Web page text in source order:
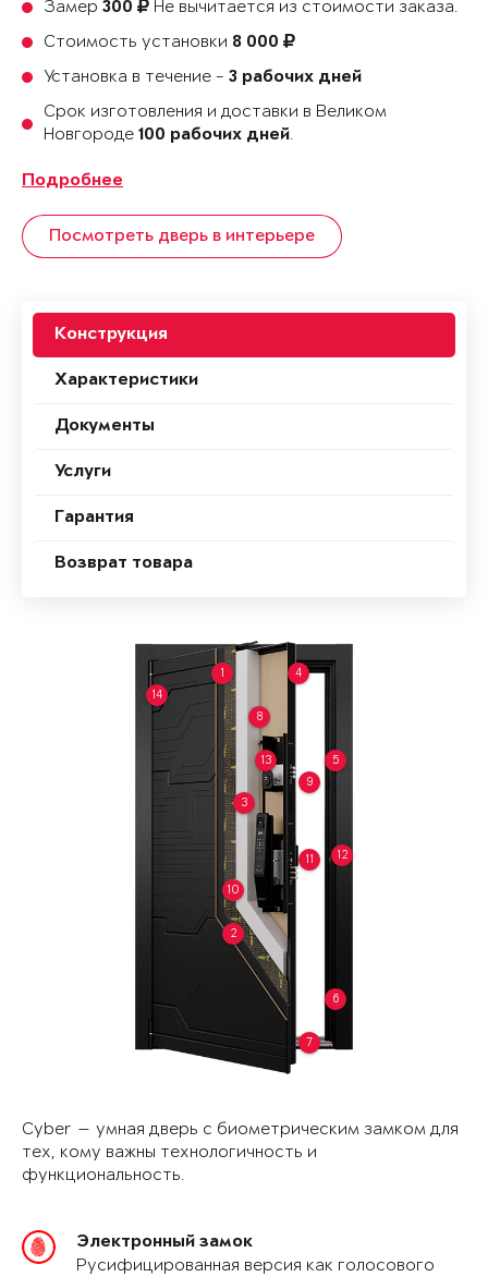
Замер 300
Не вычитается из стоимости заказа.
Стоимость установки 8 000
Установка в течение - 3 рабочих дней
Срок изготовления и доставки в Великом
Новгороде 100 рабочих дней.
Подробнее
Посмотреть дверь в интерьере
Конструкция
Характеристики
Документы
Услуги
Гарантия
Возврат товара
1
2
3
4
5
6
7
8
9
10
11 12
13
14
Cyber — умная дверь с биометрическим замком для
тех, кому важны технологичность и
функциональность.
Электронный замок
Русифицированная версия как голосового